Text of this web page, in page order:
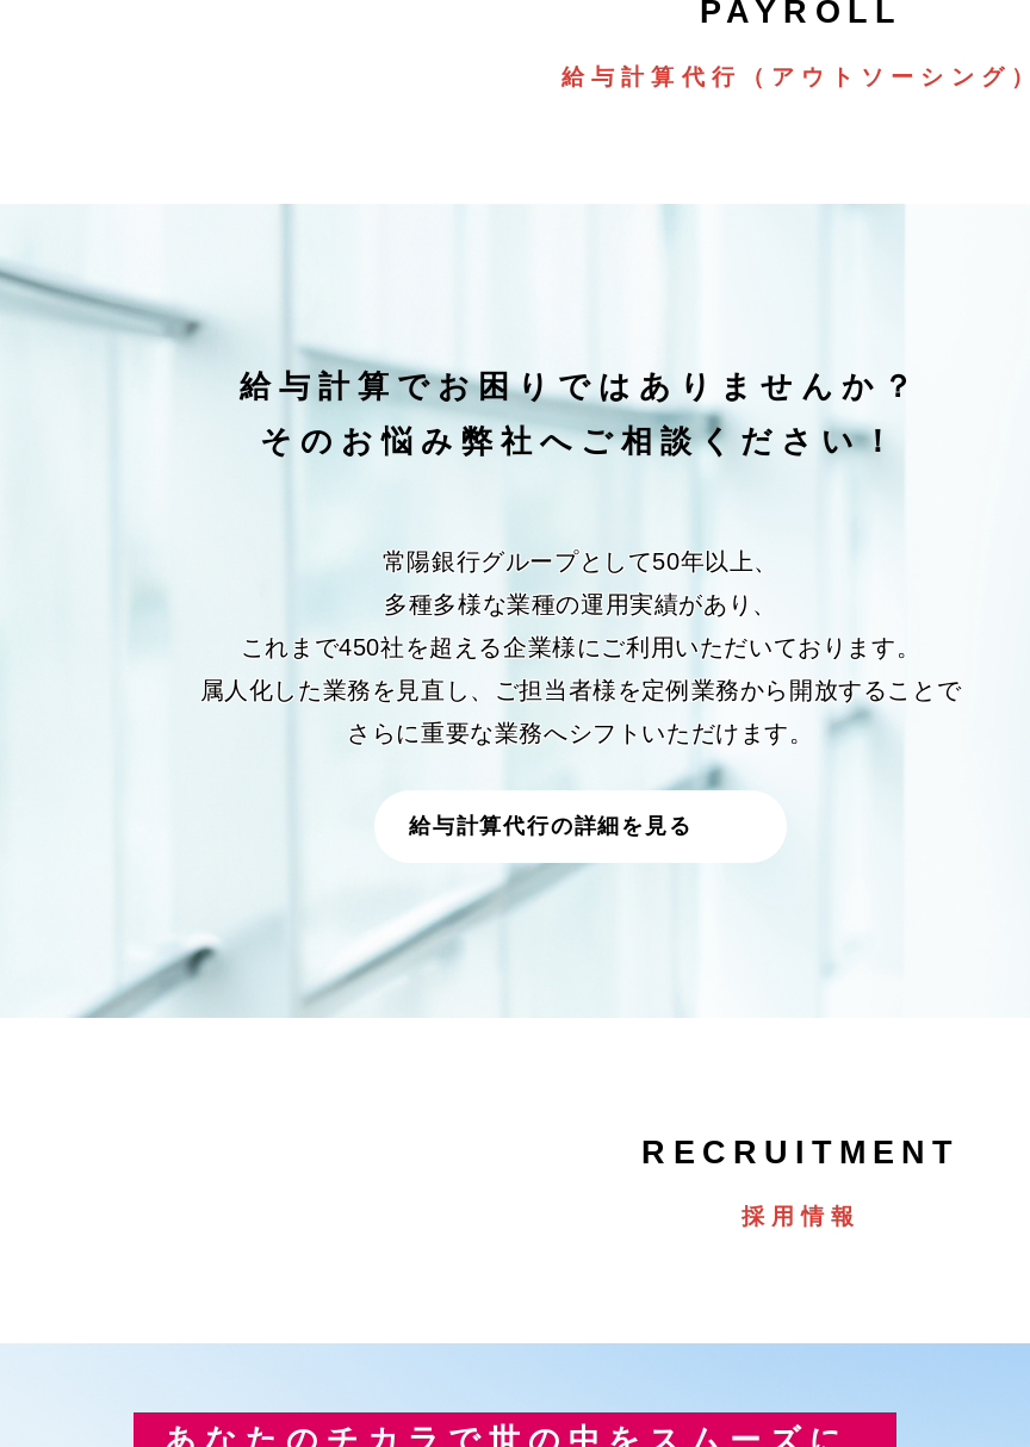
給与計算代行 （アウトソーシング）
給与計算でお困りではありませんか？
そのお悩み弊社へご相談ください！
常陽銀行グループとして50年以上、
多種多様な業種の運用実績があり、
これまで450社を超える企業様にご利用いただいております。
属人化した業務を見直し、ご担当者様を定例業務から開放することで
さらに重要な業務へシフトいただけます。
給与計算代行の詳細を見る
採用情報
あなたのチカラで世の中をスムーズに